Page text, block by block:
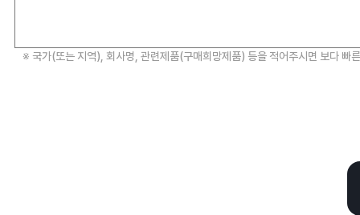
※ 국가(또는 지역), 회사명, 관련제품(구매희망제품) 등을 적어주시면 보다 빠